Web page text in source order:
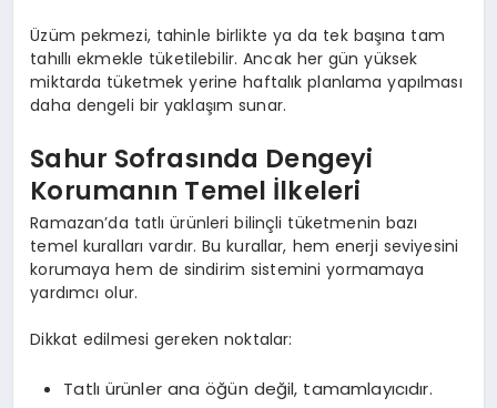
Üzüm pekmezi, tahinle birlikte ya da tek başına tam
tahıllı ekmekle tüketilebilir. Ancak her gün yüksek
miktarda tüketmek yerine haftalık planlama yapılması
daha dengeli bir yaklaşım sunar.
Sahur Sofrasında Dengeyi
Korumanın Temel İlkeleri
Ramazan’da tatlı ürünleri bilinçli tüketmenin bazı
temel kuralları vardır. Bu kurallar, hem enerji seviyesini
korumaya hem de sindirim sistemini yormamaya
yardımcı olur.
Dikkat edilmesi gereken noktalar:
Tatlı ürünler ana öğün değil, tamamlayıcıdır.